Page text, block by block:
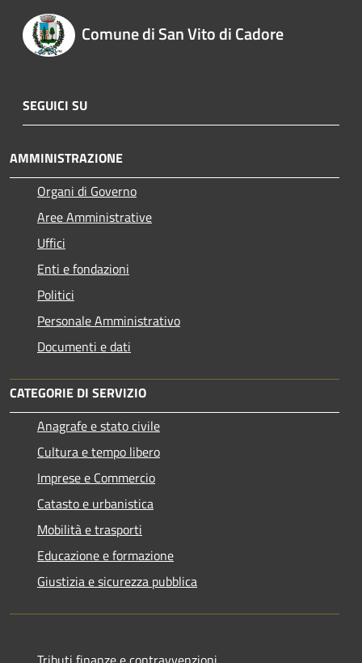
Comune di San Vito di Cadore
SEGUICI SU
AMMINISTRAZIONE
Organi di Governo
Aree Amministrative
Uffici
Enti e fondazioni
Politici
Personale Amministrativo
Documenti e dati
CATEGORIE DI SERVIZIO
Anagrafe e stato civile
Cultura e tempo libero
Imprese e Commercio
Catasto e urbanistica
Mobilità e trasporti
Educazione e formazione
Giustizia e sicurezza pubblica